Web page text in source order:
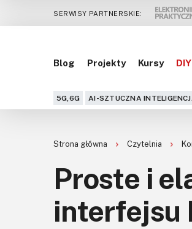
SERWISY PARTNERSKIE:
Blog Projekty Kursy
5G,6G AI-SZTUCZNA
Strona główna Czytelnia
Proste i
interfejsu